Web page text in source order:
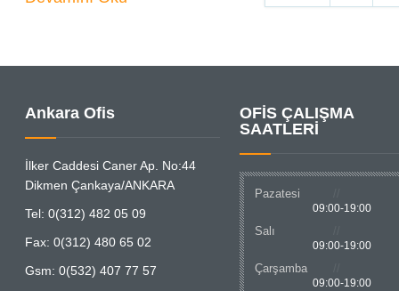
Ankara Ofis
İlker Caddesi Caner Ap. No:44
Dikmen Çankaya/ANKARA
Tel: 0(312) 482 05 09
Fax: 0(312) 480 65 02
Gsm: 0(532) 407 77 57
OFİS ÇALIŞMA
SAATLERİ
Pazatesi
09:00-19:00
Salı
09:00-19:00
Çarşamba
09:00-19:00